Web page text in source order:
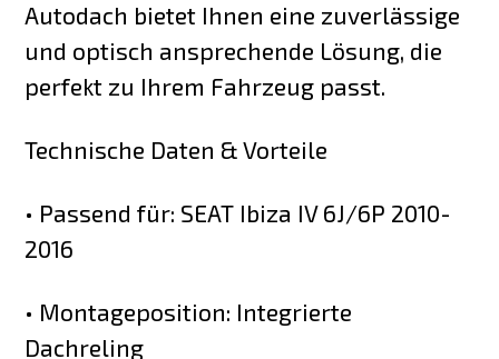
Autodach bietet Ihnen eine zuverlässige
und optisch ansprechende Lösung, die
perfekt zu Ihrem Fahrzeug passt.
Technische Daten & Vorteile
• Passend für: SEAT Ibiza IV 6J/6P 2010-
2016
• Montageposition: Integrierte
Dachreling